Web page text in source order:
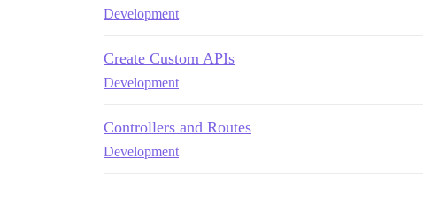
Development
Create Custom APIs
Development
Controllers and Routes
Development